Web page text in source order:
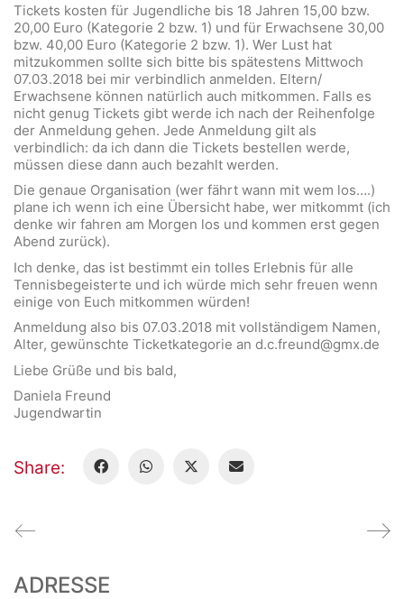
Tickets kosten für Jugendliche bis 18 Jahren 15,00 bzw.
20,00 Euro (Kategorie 2 bzw. 1) und für Erwachsene 30,00
bzw. 40,00 Euro (Kategorie 2 bzw. 1). Wer Lust hat
mitzukommen sollte sich bitte bis spätestens Mittwoch
07.03.2018 bei mir verbindlich anmelden. Eltern/
Erwachsene können natürlich auch mitkommen. Falls es
nicht genug Tickets gibt werde ich nach der Reihenfolge
der Anmeldung gehen. Jede Anmeldung gilt als
verbindlich: da ich dann die Tickets bestellen werde,
müssen diese dann auch bezahlt werden.
Die genaue Organisation (wer fährt wann mit wem los….)
plane ich wenn ich eine Übersicht habe, wer mitkommt (ich
denke wir fahren am Morgen los und kommen erst gegen
Abend zurück).
Ich denke, das ist bestimmt ein tolles Erlebnis für alle
Tennisbegeisterte und ich würde mich sehr freuen wenn
einige von Euch mitkommen würden!
Anmeldung also bis 07.03.2018 mit vollständigem Namen,
Alter, gewünschte Ticketkategorie an d.c.freund@gmx.de
Liebe Grüße und bis bald,
Daniela Freund
Jugendwartin
Share:
ADRESSE